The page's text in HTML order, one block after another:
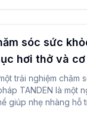
sóc sức
hơi thở và cơ
trải nghiệm chăm
TANDEN là một
giúp nhẹ nhàng hỗ
của cơ thể. Nó